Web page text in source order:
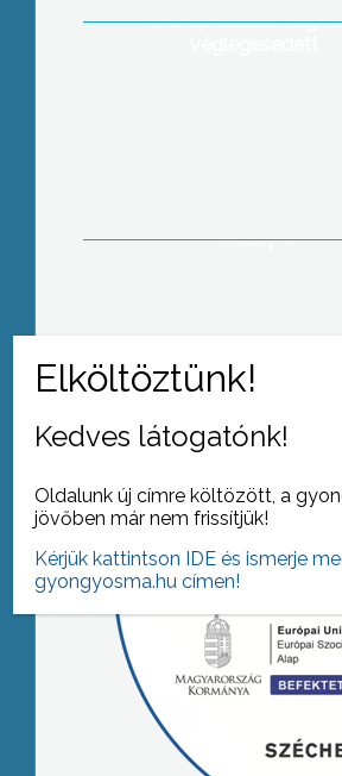
finanszírozása még
Vinitaly-n
Kedves látogatónk!
Oldalunk új címre költözött, a
jövőben már nem frissítjük!
Kérjük kattintson IDE és ismerje
gyongyosma.hu címen!